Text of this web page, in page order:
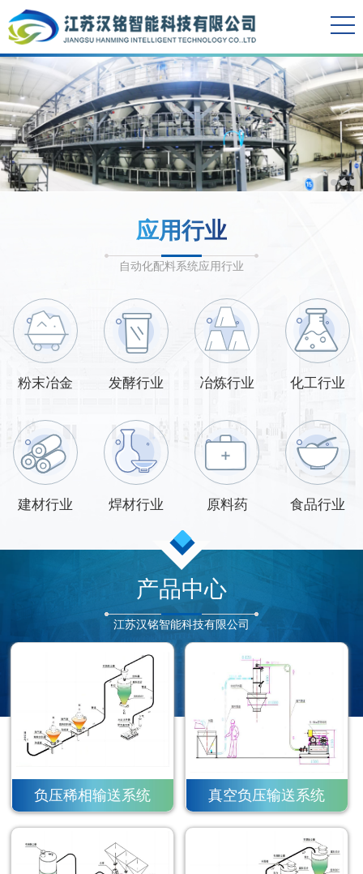
应用行业
自动化配料系统应用行业
粉末冶金 发酵行业 冶炼行业 化工行业
建材行业 焊材行业 原料药 食品行业
产品中心
江苏汉铭智能科技有限公司
负压稀相输送系统 真空负压输送系统